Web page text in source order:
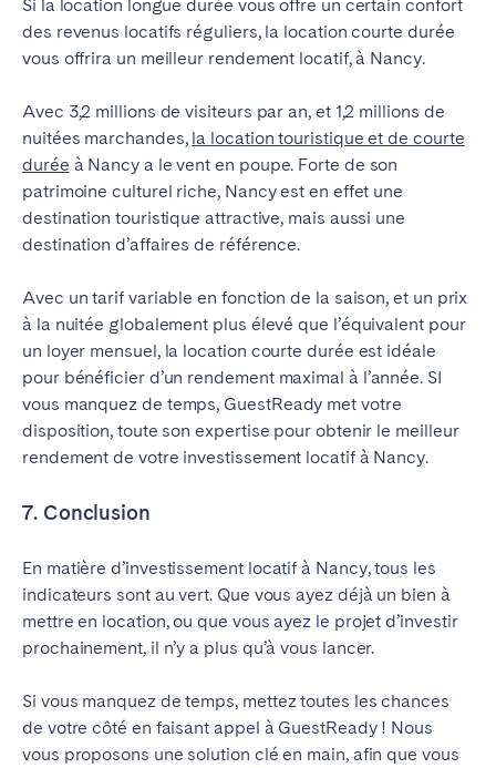
Si la location longue durée vous offre un certain confort
des revenus locatifs réguliers, la location courte durée
vous offrira un meilleur rendement locatif, à Nancy.
Avec 3,2 millions de visiteurs par an, et 1,2 millions de
nuitées marchandes, la location touristique et de courte
durée à Nancy a le vent en poupe. Forte de son
patrimoine culturel riche, Nancy est en effet une
destination touristique attractive, mais aussi une
destination d’affaires de référence.
Avec un tarif variable en fonction de la saison, et un prix
à la nuitée globalement plus élevé que l’équivalent pour
un loyer mensuel, la location courte durée est idéale
pour bénéficier d’un rendement maximal à l’année. SI
vous manquez de temps, GuestReady met votre
disposition, toute son expertise pour obtenir le meilleur
rendement de votre investissement locatif à Nancy.
7. Conclusion
En matière d’investissement locatif à Nancy, tous les
indicateurs sont au vert. Que vous ayez déjà un bien à
mettre en location, ou que vous ayez le projet d’investir
prochainement, il n’y a plus qu’à vous lancer.
Si vous manquez de temps, mettez toutes les chances
de votre côté en faisant appel à GuestReady ! Nous
vous proposons une solution clé en main, afin que vous